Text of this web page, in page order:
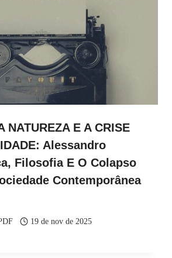
NATUREZA E A CRISE
Alessandro
Filosofia E O Colapso
Contemporânea
19 de nov de 2025